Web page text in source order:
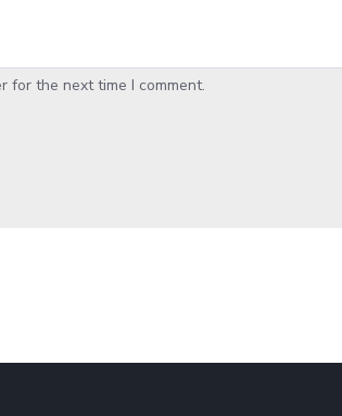
for the next time I comment.